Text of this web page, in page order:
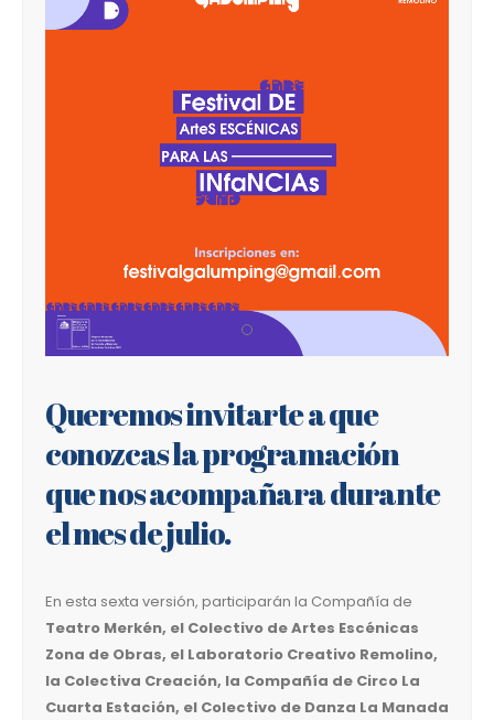
Queremos invitarte a que
conozcas la programación
que nos acompañara durante
el mes de julio.
En esta sexta versión, participarán la Compañía de
Teatro Merkén, el Colectivo de Artes Escénicas
Zona de Obras, el Laboratorio Creativo Remolino,
la Colectiva Creación, la Compañía de Circo La
Cuarta Estación, el Colectivo de Danza La Manada